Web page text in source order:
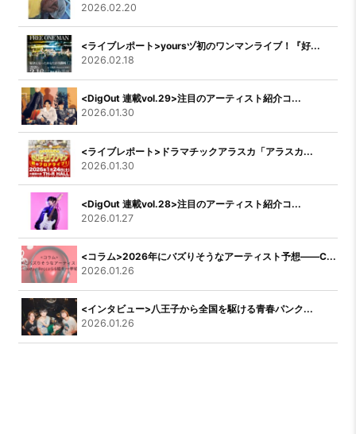
2026.02.20
<ライブレポート>yoursヅ初のワンマンライブ！『好...
2026.02.18
<DigOut 連載vol.29>注目のアーティスト紹介コ...
2026.01.30
<ライブレポート>ドラマチックアラスカ「アラスカ...
2026.01.30
<DigOut 連載vol.28>注目のアーティスト紹介コ...
2026.01.27
<コラム>2026年にバズりそうなアーティスト予想――C...
2026.01.26
<インタビュー>八王子から全国を駆ける青春パンク...
2026.01.26